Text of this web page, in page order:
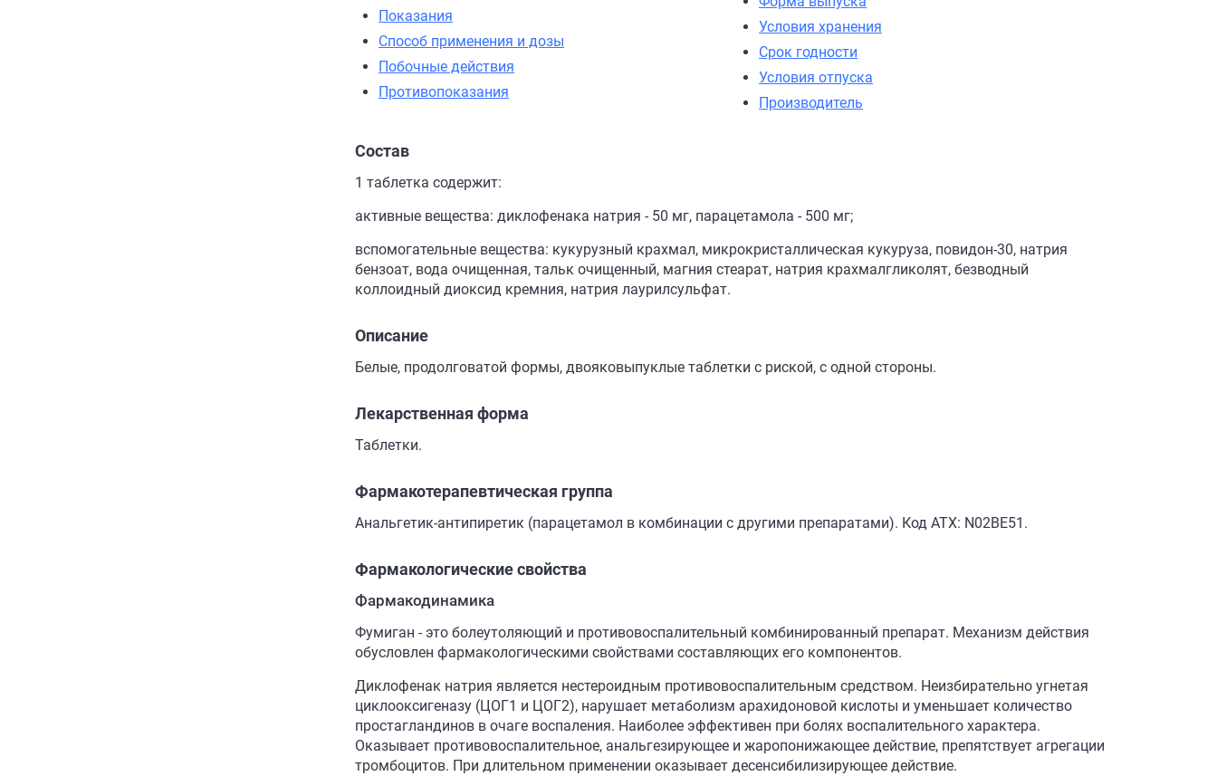
Показания
Способ применения и дозы
Побочные действия
Противопоказания
Условия хранения
Срок годности
Условия отпуска
Производитель
Состав
1 таблетка содержит:
активные вещества: диклофенака натрия - 50 мг, парацетамола - 500 мг;
вспомогательные вещества: кукурузный крахмал, микрокристаллическая кукуруза, повидон-30, натрия
бензоат, вода очищенная, тальк очищенный, магния стеарат, натрия крахмалгликолят, безводный
коллоидный диоксид кремния, натрия лаурилсульфат.
Описание
Белые, продолговатой формы, двояковыпуклые таблетки с риской, с одной стороны.
Лекарственная форма
Таблетки.
Фармакотерапевтическая группа
Анальгетик-антипиретик (парацетамол в комбинации с другими препаратами). Код АТХ: N02BE51.
Фармакологические свойства
Фармакодинамика
Фумиган - это болеутоляющий и противовоспалительный комбинированный препарат. Механизм действия
обусловлен фармакологическими свойствами составляющих его компонентов.
Диклофенак натрия является нестероидным противовоспалительным средством. Неизбирательно угнетая
циклооксигеназу (ЦОГ1 и ЦОГ2), нарушает метаболизм арахидоновой кислоты и уменьшает количество
простагландинов в очаге воспаления. Наиболее эффективен при болях воспалительного характера.
Оказывает противовоспалительное, анальгезирующее и жаропонижающее действие, препятствует агрегации
тромбоцитов. При длительном применении оказывает десенсибилизирующее действие.